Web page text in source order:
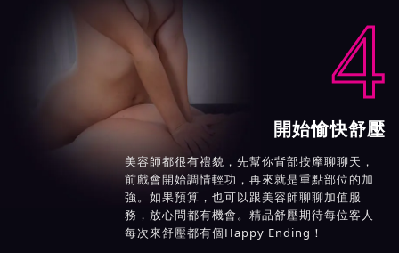
4
開始愉快舒壓
美容師都很有禮貌，先幫你背部按摩聊聊天，
前戲會開始調情輕功，再來就是重點部位的加
強。如果預算，也可以跟美容師聊聊加值服
務，放心問都有機會。精品舒壓期待每位客人
每次來舒壓都有個Happy Ending！